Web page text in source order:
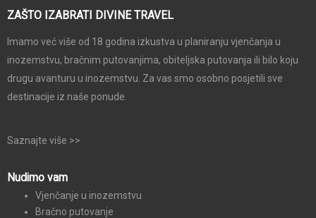
ZAŠTO IZABRATI DIVINE TRAVEL
Imamo već više od 18 godina izkustva u planiranju vjenčanja u
inozemstvu, bračnim putovanjima, obiteljska putovanja ili bilo koju
drugu avanturu u inozemstvu. Za vas smo osobno posjetili sve
destinacije iz naše ponude.
Saznajte više >>
Nudimo vam
Vjenčanje u inozemstvu
Bračno putovanje